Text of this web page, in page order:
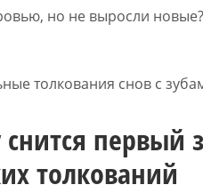
но не выросли
толкования снов с
первый
толкований